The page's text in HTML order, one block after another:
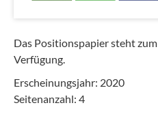
Das Positionspapier steht zum
Verfügung.
Erscheinungsjahr: 2020
Seitenanzahl: 4